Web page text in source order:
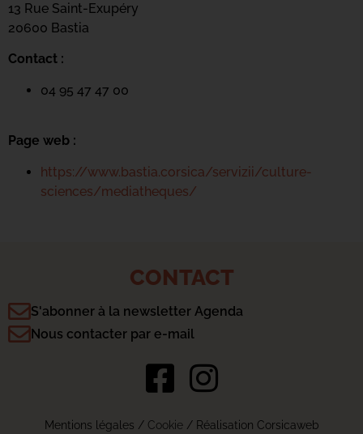
13 Rue Saint-Exupéry
20600 Bastia
Contact :
04 95 47 47 00
Page web :
https://www.bastia.corsica/servizii/culture-
sciences/mediatheques/
CONTACT
S'abonner à la newsletter Agenda
Nous contacter par e-mail
Mentions légales / Cookie/ Réalisation Corsicaweb